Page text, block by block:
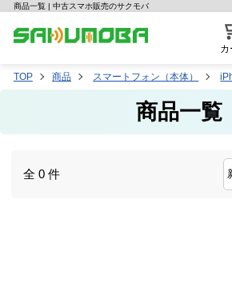
商品一覧 | 中古スマホ販売のサクモバ
カ
TOP 商品 スマートフォン（本体）
商品一覧
全 0 件